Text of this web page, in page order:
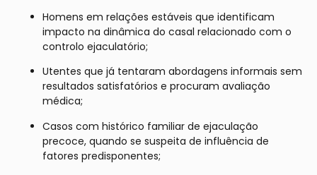
Homens em relações estáveis que identificam
impacto na dinâmica do casal relacionado com o
controlo ejaculatório;
Utentes que já tentaram abordagens informais sem
resultados satisfatórios e procuram avaliação
médica;
Casos com histórico familiar de ejaculação
precoce, quando se suspeita de influência de
fatores predisponentes;